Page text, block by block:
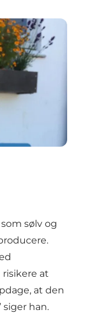
sølv og
at
at den
siger han.